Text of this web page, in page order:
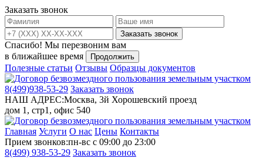
Заказать звонок
Заказать звонок
Спасибо! Мы перезвоним вам
в ближайшее время
Продолжить
Полезные статьи Отзывы Образцы документов
8(499)938-53-29 Заказать звонок
НАШ АДРЕС:Москва, 3й Хорошевский проезд
дом 1, стр1, офис 540
Главная Услуги О нас Цены Контакты
Прием звонков:пн-вс с 09:00 до 23:00
8(499) 938-53-29 Заказать звонок